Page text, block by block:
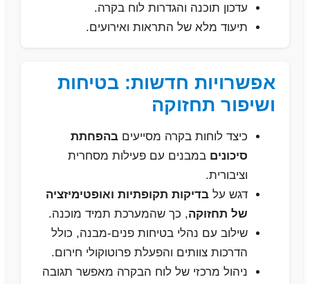
עדכון תוכנה והגדרות לוח בקרה.
תיעוד מלא של התראות ואירועים.
אפשרויות חדשות: בטיחות
ושיפור תחזוקה
כיצד לוחות בקרה מסייעים בהפחתת
סיכונים במבנים עם פעילות מסחרית
וציבורית.
דגש על בדיקות תקופתיות ואופטימיזציה
של תחזוקה, כך שהמערכת תמיד מוכנה.
שילוב עם נהלי בטיחות פנים-מבנה, כולל
הדרכות צוותים והפעלת פרוטוקולי חירום.
ניהול מרכזי של לוח הבקרה מאפשר תגובה